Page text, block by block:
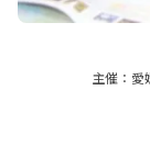
主催：